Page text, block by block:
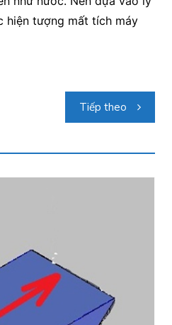
hiện tượng mất tích máy
Tiếp theo